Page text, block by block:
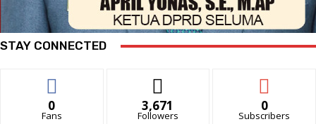
STAY CONNECTED
0
Fans
3,671
Followers
0
Subscribers